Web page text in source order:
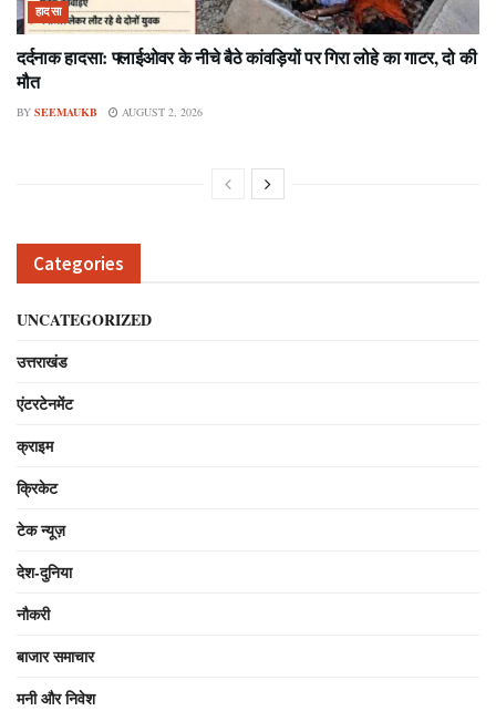
हादसा
दर्दनाक हादसा: फ्लाईओवर के नीचे बैठे कांवड़ियों पर गिरा लोहे का गाटर, दो की
मौत
BY SEEMAUKB AUGUST 2, 2026
Categories
UNCATEGORIZED
उत्तराखंड
एंटरटेनमेंट
क्राइम
क्रिकेट
टेक न्यूज़
देश-दुनिया
नौकरी
बाजार समाचार
मनी और निवेश